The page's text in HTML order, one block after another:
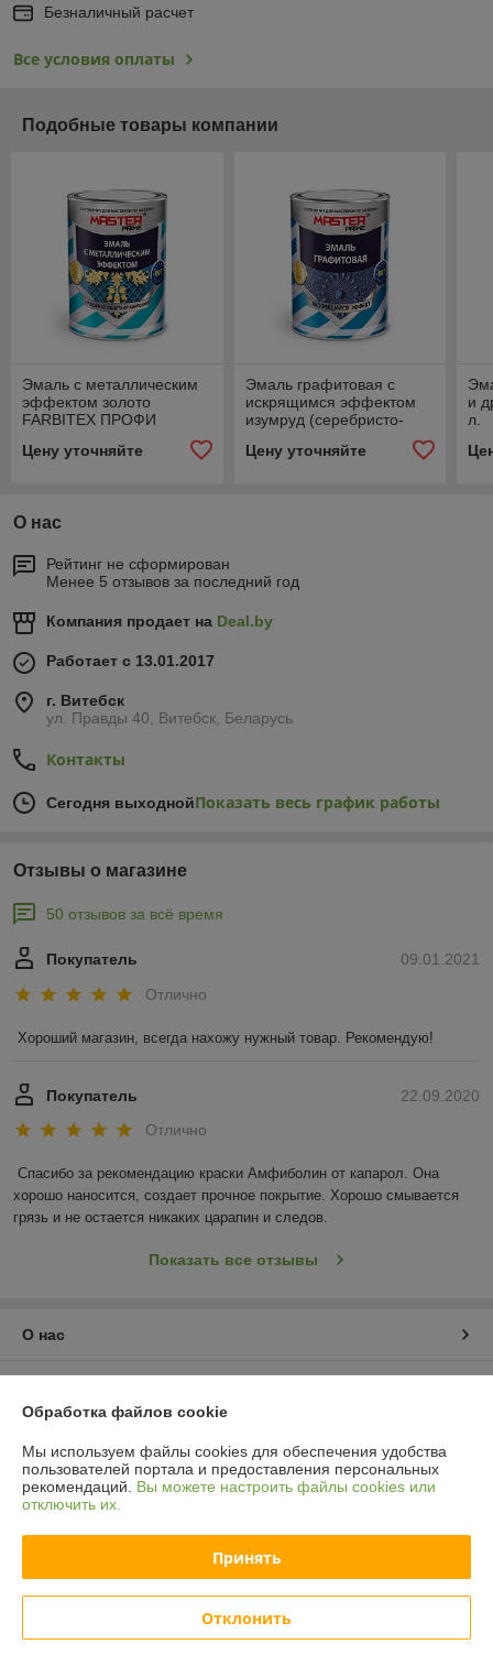
Безналичный расчет
Все условия оплаты
Подобные товары компании
Эмаль с металлическим
эффектом золото
FARBITEX ПРОФИ
Цену уточняйте
Эмаль графитовая с
искрящимся эффектом
изумруд (серебристо-
FARBITEX ПРОФИ
Цену уточняйте
и
л.
О нас
Рейтинг не сформирован
Менее 5 отзывов за последний год
Компания продает на Deal.by
Работает с 13.01.2017
г. Витебск
ул. Правды 40, Витебск, Беларусь
Контакты
Сегодня выходнойПоказать весь график работы
Отзывы о магазине
50 отзывов за всё время
09.01.2021
Покупатель
Отлично
Хороший магазин, всегда нахожу нужный товар. Рекомендую!
22.09.2020
Покупатель
Отлично
Спасибо за рекомендацию краски Амфиболин от капарол. Она
хорошо наносится, создает прочное покрытие. Хорошо смывается
грязь и не остается никаких царапин и следов.
Показать все отзывы
О нас
График работы
Полная версия сайта
Политика обработки cookies
Сайт создан на платформе Deal.by
Обработка файлов cookie
Мы используем файлы cookies для обеспечения удобства
пользователей портала и предоставления персональных
рекомендаций. Вы можете настроить файлы cookies или
отключить их.
Принять
Отклонить